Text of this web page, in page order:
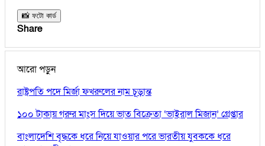
📸 ফটো কার্ড
Share
আরো পড়ুন
রাষ্ট্রপতি পদে মির্জা ফখরুলের নাম চূড়ান্ত
১০০ টাকায় গরুর মাংস দিয়ে ভাত বিক্রেতা ‘ভাইরাল মিজান’ গ্রেপ্তার
বাংলাদেশি বৃদ্ধকে ধরে নিয়ে যাওয়ার পরে ভারতীয় যুবককে ধরে